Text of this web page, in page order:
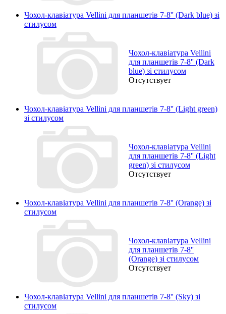
Чохол-клавіатура Vellini для планшетів 7-8'' (Dark blue) зі
стилусом
Чохол-клавіатура Vellini
для планшетів 7-8'' (Dark
blue) зі стилусом
Отсутствует
Чохол-клавіатура Vellini для планшетів 7-8'' (Light green)
зі стилусом
Чохол-клавіатура Vellini
для планшетів 7-8'' (Light
green) зі стилусом
Отсутствует
Чохол-клавіатура Vellini для планшетів 7-8'' (Orange) зі
стилусом
Чохол-клавіатура Vellini
для планшетів 7-8''
(Orange) зі стилусом
Отсутствует
Чохол-клавіатура Vellini для планшетів 7-8'' (Sky) зі
стилусом